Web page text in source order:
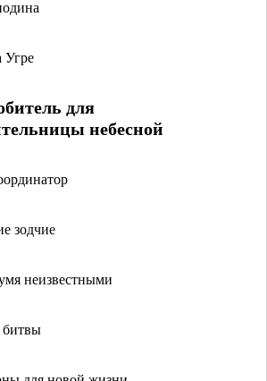
Угре
для
небесной
зодчие
неизвестными